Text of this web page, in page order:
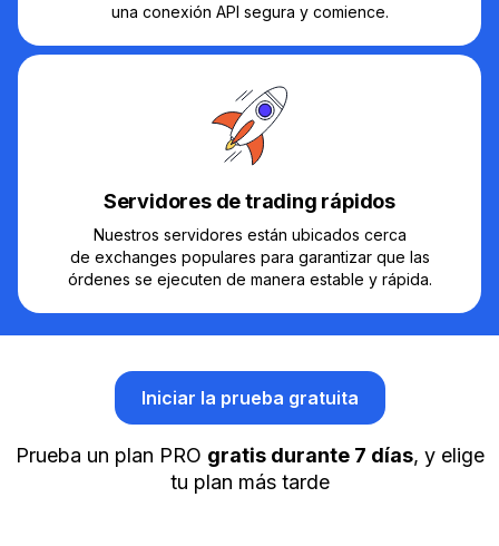
una conexión API segura y comience.
Servidores de trading rápidos
Nuestros servidores están ubicados cerca
de exchanges populares para garantizar que las
órdenes se ejecuten de manera estable y rápida.
Iniciar la prueba gratuita
Prueba un plan PRO gratis durante 7 días, y elige
tu plan más tarde